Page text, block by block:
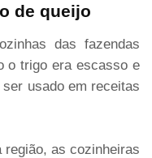
de queijo
das fazendas
o trigo era escasso e
usado em receitas
região, as cozinheiras